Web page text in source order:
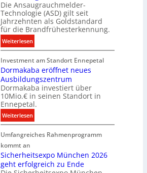
i
r
d
u
r
e
i
g
e
n
e
n
M
r
k
I
n
v
e
s
t
i
t
i
o
n
s
p
a
n
e
Die Ansaugrauchmelder-
Technologie (ASD) gilt seit
Jahrzehnten als Goldstandard
für die Brandfrühesterkennung.
Weiterlesen:
D
i
g
i
t
a
l
e
B
r
n
d
Investment am Standort Ennepetal
Dormakaba eröffnet neues
Ausbildungszentrum
Dormakaba investiert über
10Mio.€ in seinen Standort in
Ennepetal.
Weiterlesen:
D
o
m
a
Umfangreiches Rahmenprogramm
kommt an
Sicherheitsexpo München 2026
geht erfolgreich zu Ende